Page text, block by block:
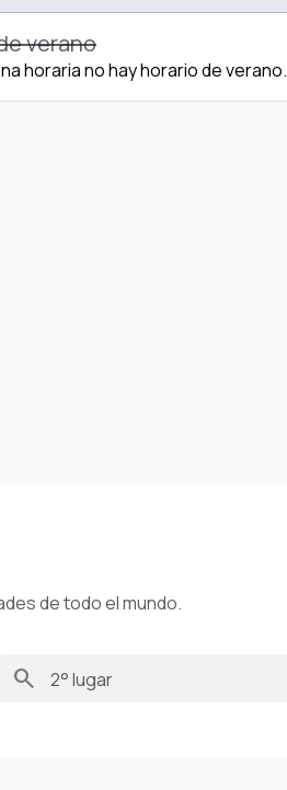
verano
horaria no hay horario de verano.
de todo el mundo.
search